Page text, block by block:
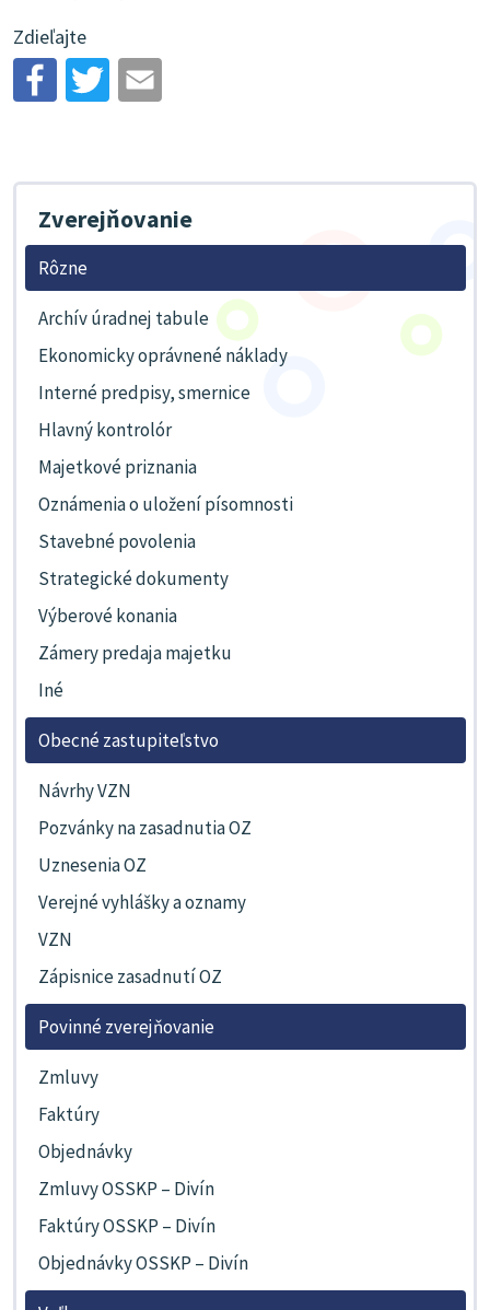
Zdieľajte
Zverejňovanie
Rôzne
Archív úradnej tabule
Ekonomicky oprávnené náklady
Interné predpisy, smernice
Hlavný kontrolór
Majetkové priznania
Oznámenia o uložení písomnosti
Stavebné povolenia
Strategické dokumenty
Výberové konania
Zámery predaja majetku
Iné
Obecné zastupiteľstvo
Návrhy VZN
Pozvánky na zasadnutia OZ
Uznesenia OZ
Verejné vyhlášky a oznamy
VZN
Zápisnice zasadnutí OZ
Povinné zverejňovanie
Zmluvy
Faktúry
Objednávky
Zmluvy OSSKP – Divín
Faktúry OSSKP – Divín
Objednávky OSSKP – Divín